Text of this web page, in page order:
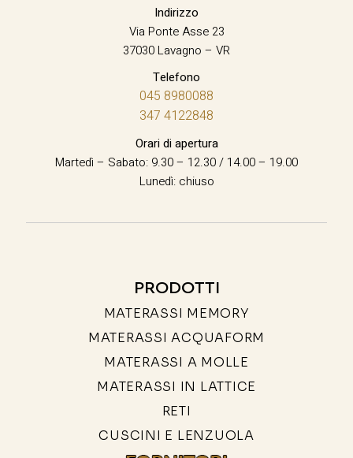
Indirizzo
Via Ponte Asse 23
37030 Lavagno – VR
Telefono
045 8980088
347 4122848
Orari di apertura
Martedì – Sabato: 9.30 – 12.30 / 14.00 – 19.00
Lunedì: chiuso
PRODOTTI
MATERASSI MEMORY
MATERASSI ACQUAFORM
MATERASSI A MOLLE
MATERASSI IN LATTICE
RETI
CUSCINI E LENZUOLA